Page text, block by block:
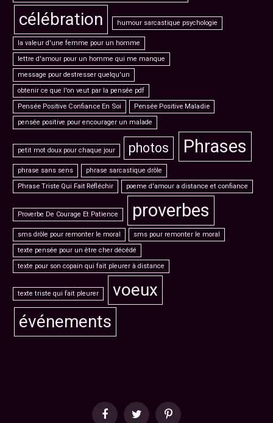
célébration humour sarcastique psychologie
la valeur d'une femme pour un homme
lettre d'amour pour un homme qui me manque
message pour destresser quelqu'un
obtenir ce que l'on veut par la pensée pdf
Pensée Positive Confiance En Soi
Pensée Positive Maladie
pensée positive pour encourager un malade
petit mot doux pour chaque jour photos Phrases
phrase sans sens
phrase sarcastique drôle
Phrase Triste Qui Fait Réfléchir
poeme d'amour a distance et confiance
Proverbe De Courage Et Patience proverbes
sms drôle pour remonter le moral
sms pour remonter le moral
texte pensée pour un être cher décédé
texte pour son copain qui fait pleurer à distance
texte triste qui fait pleurer
voeux
événements
FacebookTwitter Pinterest